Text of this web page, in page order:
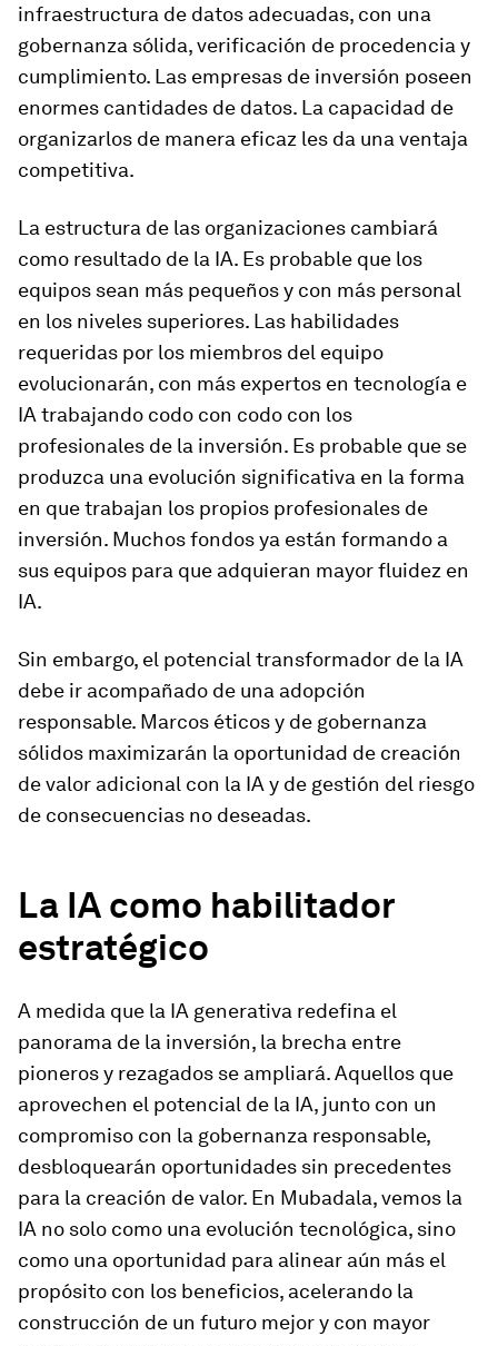
infraestructura de datos adecuadas, con una
gobernanza sólida, verificación de procedencia y
cumplimiento. Las empresas de inversión poseen
enormes cantidades de datos. La capacidad de
organizarlos de manera eficaz les da una ventaja
competitiva.
La estructura de las organizaciones cambiará
como resultado de la IA. Es probable que los
equipos sean más pequeños y con más personal
en los niveles superiores. Las habilidades
requeridas por los miembros del equipo
evolucionarán, con más expertos en tecnología e
IA trabajando codo con codo con los
profesionales de la inversión. Es probable que se
produzca una evolución significativa en la forma
en que trabajan los propios profesionales de
inversión. Muchos fondos ya están formando a
sus equipos para que adquieran mayor fluidez en
IA.
Sin embargo, el potencial transformador de la IA
debe ir acompañado de una adopción
responsable. Marcos éticos y de gobernanza
sólidos maximizarán la oportunidad de creación
de valor adicional con la IA y de gestión del riesgo
de consecuencias no deseadas.
La IA como habilitador
estratégico
A medida que la IA generativa redefina el
panorama de la inversión, la brecha entre
pioneros y rezagados se ampliará. Aquellos que
aprovechen el potencial de la IA, junto con un
compromiso con la gobernanza responsable,
desbloquearán oportunidades sin precedentes
para la creación de valor. En Mubadala, vemos la
IA no solo como una evolución tecnológica, sino
como una oportunidad para alinear aún más el
propósito con los beneficios, acelerando la
construcción de un futuro mejor y con mayor